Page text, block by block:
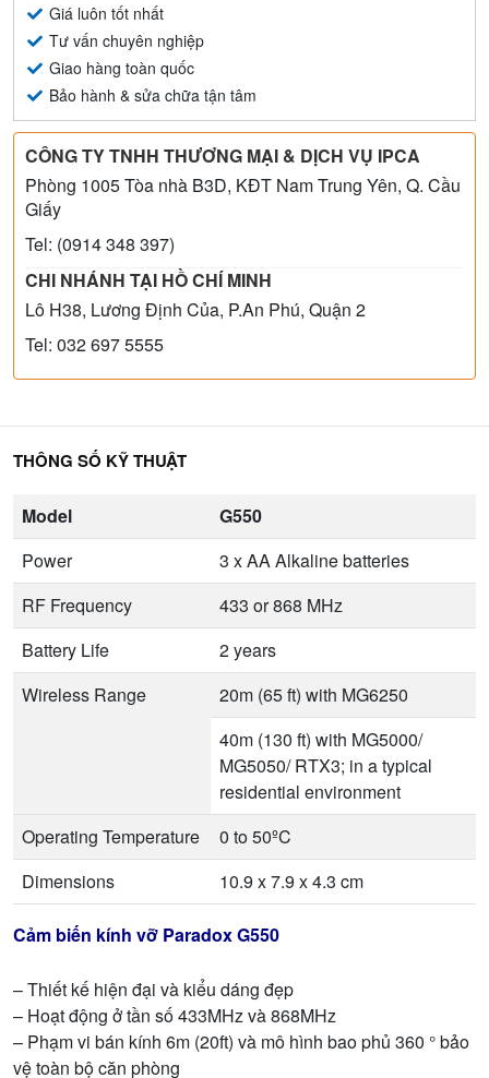
Giá luôn tốt nhất
Tư vấn chuyên nghiệp
Giao hàng toàn quốc
Bảo hành & sửa chữa tận tâm
CÔNG TY TNHH THƯƠNG MẠI & DỊCH VỤ IPCA
Phòng 1005 Tòa nhà B3D, KĐT Nam Trung Yên, Q. Cầu
Giấy
Tel: (0914 348 397)
CHI NHÁNH TẠI HỒ CHÍ MINH
Lô H38, Lương Định Của, P.An Phú, Quận 2
Tel: 032 697 5555
Cảm biến kính vỡ Paradox G550
– Thiết kế hiện đại và kiểu dáng đẹp
– Hoạt động ở tần số 433MHz và 868MHz
– Phạm vi bán kính 6m (20ft) và mô hình bao phủ 360 ° bảo
vệ toàn bộ căn phòng
THÔNG SỐ KỸ THUẬT
Model
G550
Power
3 x AA Alkaline batteries
RF Frequency
433 or 868 MHz
Battery Life
2 years
Wireless Range
20m (65 ft) with MG6250
40m (130 ft) with MG5000/
MG5050/ RTX3; in a typical
residential environment
Operating Temperature
0 to 50ºC
Dimensions
10.9 x 7.9 x 4.3 cm